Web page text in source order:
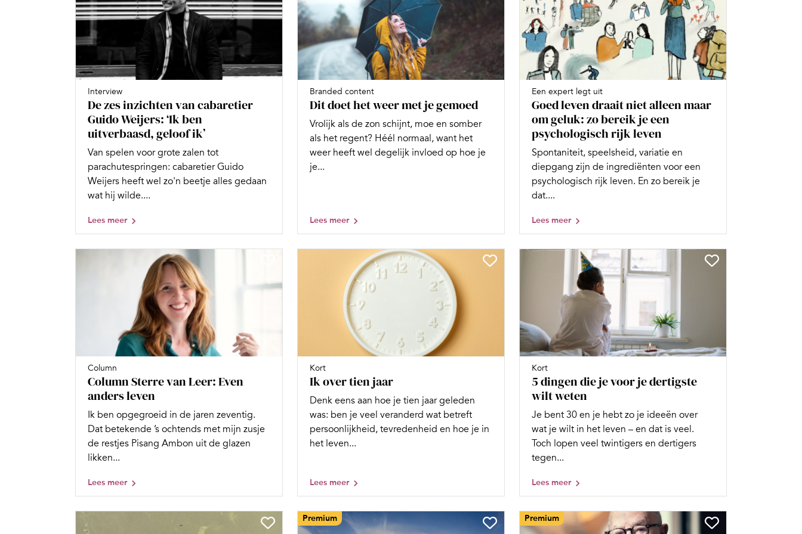
Interview
De zes inzichten van cabaretier
Guido Weijers: ‘Ik ben
uitverbaasd, geloof ik’
Van spelen voor grote zalen tot
parachutespringen: cabaretier Guido
Weijers heeft wel zo'n beetje alles gedaan
wat hij wilde....
Lees meer
Branded content
Dit doet het weer met je gemoed
Vrolijk als de zon schijnt, moe en somber
als het regent? Héél normaal, want het
weer heeft wel degelijk invloed op hoe je
je...
Lees meer
Een expert legt uit
Goed leven draait niet alleen maar
om geluk: zo bereik je een
psychologisch rijk leven
Spontaniteit, speelsheid, variatie en
diepgang zijn de ingrediënten voor een
psychologisch rijk leven. En zo bereik je
dat....
Lees meer
Column
Column Sterre van Leer: Even
anders leven
Ik ben opgegroeid in de jaren zeventig.
Dat betekende ’s ochtends met mijn zusje
de restjes Pisang Ambon uit de glazen
likken...
Lees meer
Kort
Ik over tien jaar
Denk eens aan hoe je tien jaar geleden
was: ben je veel veranderd wat betreft
persoonlijkheid, tevredenheid en hoe je in
het leven...
Lees meer
Kort
5 dingen die je voor je dertigste
wilt weten
Je bent 30 en je hebt zo je ideeën over
wat je wilt in het leven – en dat is veel.
Toch lopen veel twintigers en dertigers
tegen...
Lees meer
Premium Premium